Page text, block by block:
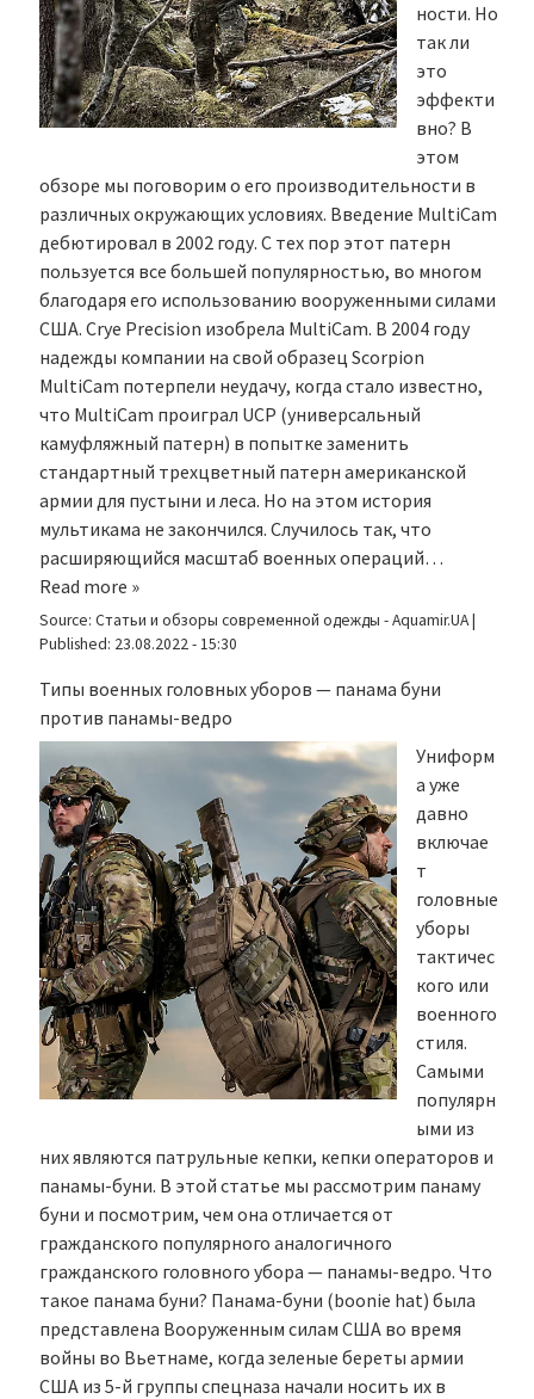
ности. Но
так ли
это
эффекти
вно? В
этом
обзоре мы поговорим о его производительности в
различных окружающих условиях. Введение MultiCam
дебютировал в 2002 году. С тех пор этот патерн
пользуется все большей популярностью, во многом
благодаря его использованию вооруженными силами
США. Crye Precision изобрела MultiCam. В 2004 году
надежды компании на свой образец Scorpion
MultiCam потерпели неудачу, когда стало известно,
что MultiCam проиграл UCP (универсальный
камуфляжный патерн) в попытке заменить
стандартный трехцветный патерн американской
армии для пустыни и леса. Но на этом история
мультикама не закончился. Случилось так, что
расширяющийся масштаб военных операций…
Read more »
Source: Статьи и обзоры современной одежды - Aquamir.UA|
Published: 23.08.2022 - 15:30
Типы военных головных уборов — панама буни
против панамы-ведро
Униформ
а уже
давно
включае
т
головные
уборы
тактичес
кого или
военного
стиля.
Самыми
популярн
ыми из
них являются патрульные кепки, кепки операторов и
панамы-буни. В этой статье мы рассмотрим панаму
буни и посмотрим, чем она отличается от
гражданского популярного аналогичного
гражданского головного убора — панамы-ведро. Что
такое панама буни? Панама-буни (boonie hat) была
представлена Вооруженным силам США во время
войны во Вьетнаме, когда зеленые береты армии
США из 5-й группы спецназа начали носить их в